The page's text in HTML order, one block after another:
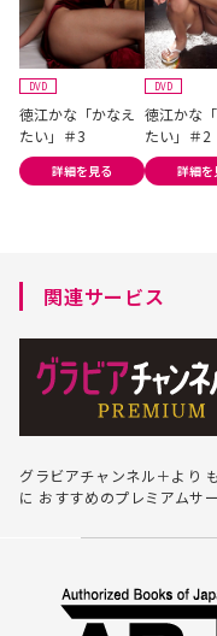
DVD
徳江かな「かなえ
たい」＃3
詳細を見る
DVD
徳江かな
たい」＃2
詳細を
関連サービス
グラビアチャンネル＋より
に おすすめのプレミアムサ